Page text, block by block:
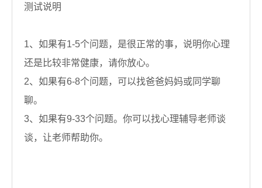
测试说明
1、如果有1-5个问题，是很正常的事，说明你心理
还是比较非常健康，请你放心。
2、如果有6-8个问题，可以找爸爸妈妈或同学聊
聊。
3、如果有9-33个问题。你可以找心理辅导老师谈
谈，让老师帮助你。